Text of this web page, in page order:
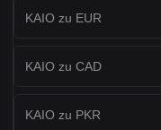
KAIO zu EUR
KAIO zu CAD
KAIO zu PKR